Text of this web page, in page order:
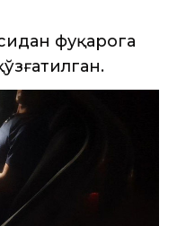
фуқарога